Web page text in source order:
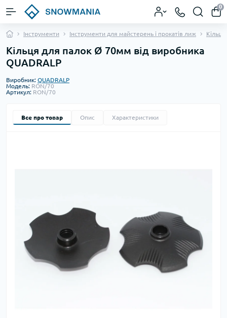
0
Інструменти Інструменти для майстерень і прокатів лиж
Кільця для палок Ø 70мм від виробника
QUADRALP
Виробник: QUADRALP
Модель: RON/70
Артикул: RON/70
Все про товар Опис Характеристики